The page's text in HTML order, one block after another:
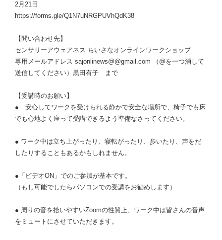
2月21日
https://forms.gle/Q1N7uNRGPUVhQdK38
【問い合わせ先】
センサリーアウェアネス ちいさなオンラインワークショップ
専用メールアドレス sajonlinews@@gmail.com （@を一つ消して
送信してください）黒田有子 まで
【受講時のお願い】
● 安心してワークを受けられる静かで安全な場所で、椅子でも床
でも心地よく座って受講できるよう準備なさってください。
● ワーク中は立ち上がったり、寝転がったり、歩いたり、声をだ
したりすることもあるかもしれません。
●「ビデオON」でのご参加が基本です。
（もし可能でしたらパソコンでの受講をお勧めします）
● 周りの音を拾いやすいZoomの性質上、ワーク中は皆さんの音声
をミュートにさせていただきます。